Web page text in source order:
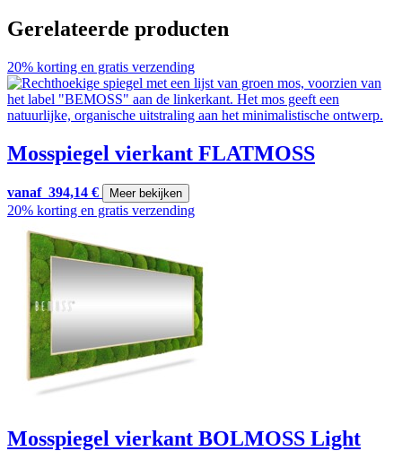
Gerelateerde producten
20% korting en gratis verzending
Mosspiegel vierkant FLATMOSS
vanaf 394,14 € Meer bekijken
20% korting en gratis verzending
Mosspiegel vierkant BOLMOSS Light